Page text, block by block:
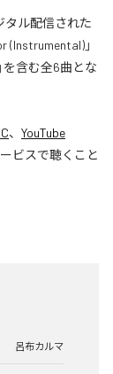
タル配信された
(Instrumental)」
を含む全6曲とな
、 YouTube
ビスで聴くこと
呂布カルマ